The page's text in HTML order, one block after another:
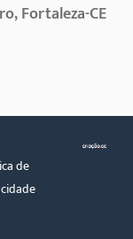
Fortaleza-CE
de